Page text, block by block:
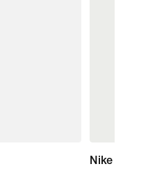
Nike Form